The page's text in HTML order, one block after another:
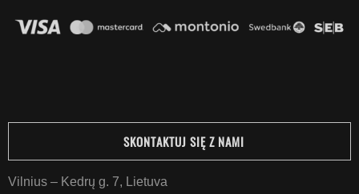
SKONTAKTUJ SIĘ Z NAMI
Vilnius – Kedrų g. 7, Lietuva